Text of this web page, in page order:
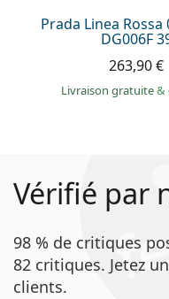
Prada Linea Rossa
DG006F
263,90 €
Livraison gratuite&
Vérifié par
98 % de critiques
82 critiques. Jetez
clients.